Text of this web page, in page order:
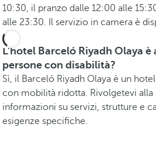
10:30, il pranzo dalle 12:00 alle
alle 23:30. Il servizio in camera è
L'hotel Barceló Riyadh Olaya è
persone con disabilità?
Sì, il Barceló Riyadh Olaya è un
con mobilità ridotta. Rivolgetevi
informazioni su servizi, strutture e
esigenze specifiche.